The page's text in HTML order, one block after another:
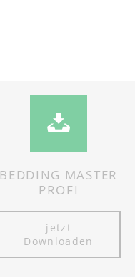
BEDDING MASTER
PROFI
jetzt
Downloaden